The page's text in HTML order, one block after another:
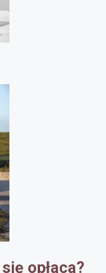
opłaca?